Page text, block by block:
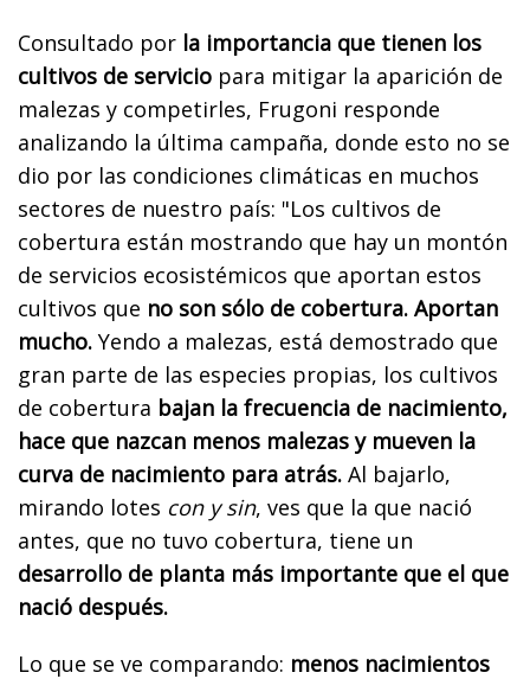
Consultado por la importancia que tienen los
cultivos de servicio para mitigar la aparición de
malezas y competirles, Frugoni responde
analizando la última campaña, donde esto no se
dio por las condiciones climáticas en muchos
sectores de nuestro país: "Los cultivos de
cobertura están mostrando que hay un montón
de servicios ecosistémicos que aportan estos
cultivos que no son sólo de cobertura. Aportan
mucho. Yendo a malezas, está demostrado que
gran parte de las especies propias, los cultivos
de cobertura bajan la frecuencia de nacimiento,
hace que nazcan menos malezas y mueven la
curva de nacimiento para atrás. Al bajarlo,
mirando lotes con y sin, ves que la que nació
antes, que no tuvo cobertura, tiene un
desarrollo de planta más importante que el que
nació después.
Lo que se ve comparando: menos nacimientos